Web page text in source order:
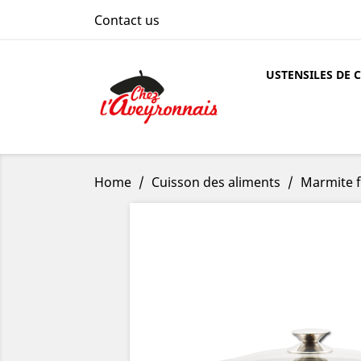
Contact us
USTENSILES DE
Home Cuisson des aliments Marmite